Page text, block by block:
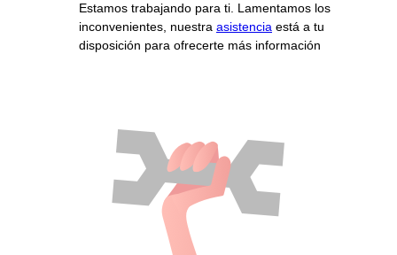
Estamos trabajando para ti. Lamentamos los
inconvenientes, nuestra asistencia está a tu
disposición para ofrecerte más información